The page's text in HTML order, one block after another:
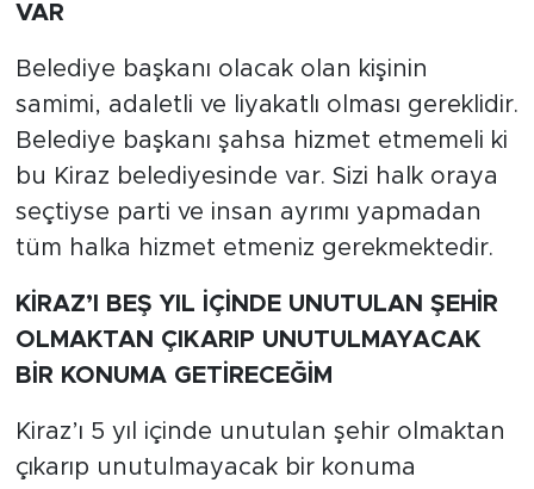
VAR
Belediye başkanı olacak olan kişinin
samimi, adaletli ve liyakatlı olması gereklidir.
Belediye başkanı şahsa hizmet etmemeli ki
bu Kiraz belediyesinde var. Sizi halk oraya
seçtiyse parti ve insan ayrımı yapmadan
tüm halka hizmet etmeniz gerekmektedir.
KİRAZ’I BEŞ YIL İÇİNDE UNUTULAN ŞEHİR
OLMAKTAN ÇIKARIP UNUTULMAYACAK
BİR KONUMA GETİRECEĞİM
Kiraz’ı 5 yıl içinde unutulan şehir olmaktan
çıkarıp unutulmayacak bir konuma